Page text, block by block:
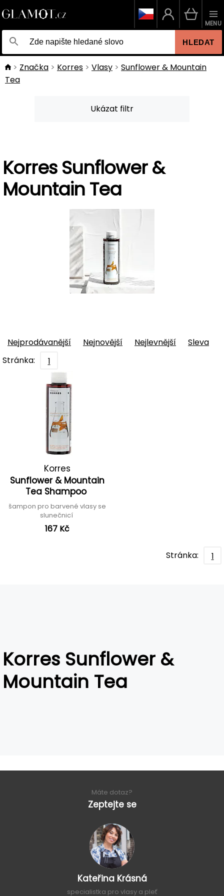
HLEDAT
MENU
Značka Korres Vlasy
Sunflower & Mountain
Tea
Ukázat filtr
Korres Sunflower &
Mountain Tea
Nejprodávanější Nejnovější Nejlevnější
Sleva
Stránka:
1
Korres
Sunflower & Mountain
Tea Shampoo
šampon pro barvené vlasy se
slunečnicí
167 Kč
Stránka: 1
Korres Sunflower &
Mountain Tea
Máte dotaz?
Zeptejte se
Kateřina Krásná
specialistka pro vlasy a pleť